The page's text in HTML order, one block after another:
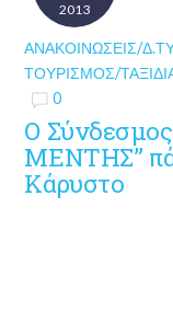
2013
ΑΝΑΚΟΙΝΏΣΕΙΣ/
ΤΟΥΡΙΣΜΌΣ/
0
Ο
ΜΕΝΤΗΣ”
Κάρυστο